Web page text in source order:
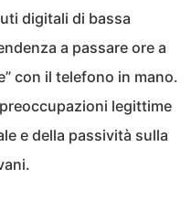
digitali di bassa
a passare ore a
con il telefono in mano.
legittime
e della passività sulla